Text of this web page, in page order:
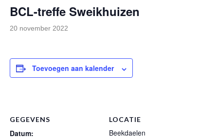
BCL-treffe Sweikhuizen
20 november 2022
Toevoegen aan kalender
GEGEVENS
Datum:
LOCATIE
Beekdaelen